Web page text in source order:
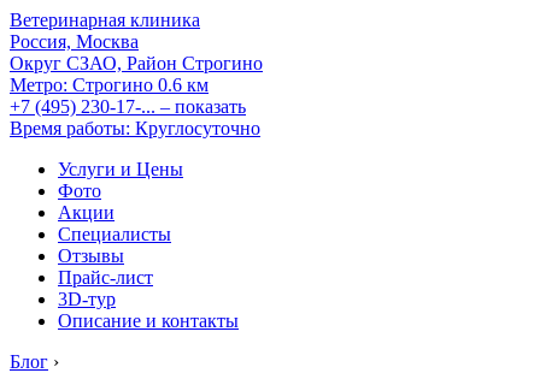
Ветеринарная клиника
Россия, Москва
Округ СЗАО, Район Строгино
Метро: Строгино 0.6 км
+7 (495) 230-17-... – показать
Время работы: Круглосуточно
Услуги и Цены
Фото
Акции
Специалисты
Отзывы
Прайс-лист
3D-тур
Описание и контакты
Блог ›